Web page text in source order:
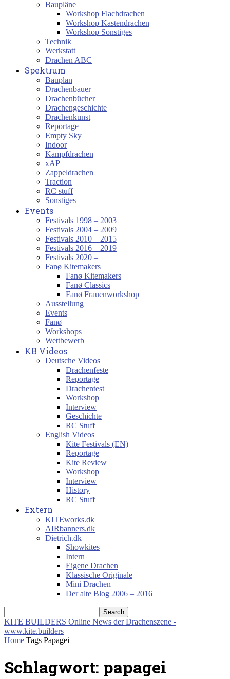
Baupläne
Workshop Flachdrachen
Workshop Kastendrachen
Workshop Sonstiges
Technik
Werkstatt
Drachen ABC
Spektrum
Bauplan
Drachenbauer
Drachenbücher
Drachengeschichte
Drachenkunst
Reportage
Empty Sky
Indoor
Kampfdrachen
xAP
Zappeldrachen
Traction
RC stuff
Sonstiges
Events
Festivals 1998 – 2003
Festivals 2004 – 2009
Festivals 2010 – 2015
Festivals 2016 – 2019
Festivals 2020 –
Fanø Kitemakers
Fanø Kitemakers
Fanø Classics
Fanø Frauenworkshop
Ausstellung
Events
Fanø
Workshops
Wettbewerb
KB Videos
Deutsche Videos
Drachenfeste
Reportage
Drachentest
Workshop
Interview
Geschichte
RC Stuff
English Videos
Kite Festivals (EN)
Reportage
Kite Review
Workshop
Interview
History
RC Stuff
Extern
KITEworks.dk
AIRbanners.dk
Dietrich.dk
Showkites
Intern
Eigene Drachen
Klassische Originale
Mini Drachen
Der alte Blog 2006 – 2016
KITE BUILDERS Online News der Drachenszene -
www.kite.builders
Home Tags Papagei
Schlagwort: papagei